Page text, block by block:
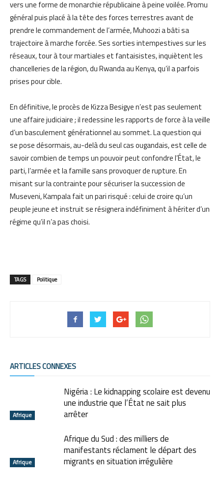
vers une forme de monarchie républicaine à peine voilée. Promu
général puis placé à la tête des forces terrestres avant de
prendre le commandement de l’armée, Muhoozi a bâti sa
trajectoire à marche forcée. Ses sorties intempestives sur les
réseaux, tour à tour martiales et fantaisistes, inquiètent les
chancelleries de la région, du Rwanda au Kenya, qu’il a parfois
prises pour cible.
En définitive, le procès de Kizza Besigye n’est pas seulement
une affaire judiciaire ; il redessine les rapports de force à la veille
d’un basculement générationnel au sommet. La question qui
se pose désormais, au-delà du seul cas ougandais, est celle de
savoir combien de temps un pouvoir peut confondre l’État, le
parti, l’armée et la famille sans provoquer de rupture. En
misant sur la contrainte pour sécuriser la succession de
Museveni, Kampala fait un pari risqué : celui de croire qu’un
peuple jeune et instruit se résignera indéfiniment à hériter d’un
régime qu’il n’a pas choisi.
TAGS Politique
ARTICLES CONNEXES
Afrique
Nigéria : Le kidnapping scolaire est devenu
une industrie que l’État ne sait plus
arrêter
Afrique
Afrique du Sud : des milliers de
manifestants réclament le départ des
migrants en situation irrégulière